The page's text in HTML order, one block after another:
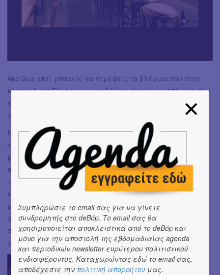
Ακριβώς εκεί μπορείς να στρέψεις το βλέμμα σου στην
ανοιχτή κουζίνακαι να χαζέψεις στον μαυροπίνακα που
εκτείνεται λίγο ψηλότερα τις οινικές αλλά και
γαστριμαργικές προτάσεις της ημέρας.
Εμείς ήμασταν αρκετά τυχεροί και βρήκαμε να
καλοπιάσουμε τους ουρανίσκους μας με μία
μονοποικιλιακη Garganega από τη Βερόνα, και το
οινοποιείο Famiglia Pasqua , την οποίο και συνοδέψαμε
τέλεια μεποικιλία ελληνικών τυριών από μικρά
τυροκομεία
, υπέροχες μπουκιέςπελαγίσιας γαρίδας
με κρόκο Κοζάνης και αβοκάντο και ένα πανάλαφρο και
όλο γεύσηταρτάρ τσιπούρας με τζίντζερ και λάιμ - όλα
στα πολύ δημοφιλή του Psyche για λόγους που θα σας
γίνουν προφανείς αν τα δοκιμάσετε κι εσείς.
Συμπληρώστε το email σας για να γίνετε
συνδρομητής στο deBόp. Το email σας θα
χρησιμοποιείται αποκλειστικά από το deBόp και
μόνο για την αποστολή της εβδομαδιαίας agenda
και περιοδικών newsletter ευρύτερου πολιτιστικού
ενδιαφέροντος. Καταχωρώντας εδώ το email σας,
αποδέχεστε την πολιτική απορρήτου μας.